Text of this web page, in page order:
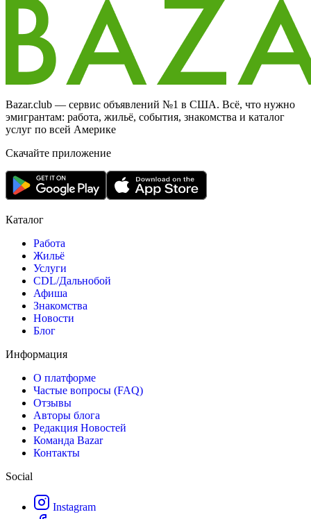
Bazar.club — сервис объявлений №1 в США. Всё, что нужно
эмигрантам: работа, жильё, события, знакомства и каталог
услуг по всей Америке
Скачайте приложение
Каталог
Работа
Жильё
Услуги
CDL/Дальнобой
Афиша
Знакомства
Новости
Блог
Информация
О платформе
Частые вопросы (FAQ)
Отзывы
Авторы блога
Редакция Новостей
Команда Bazar
Контакты
Social
Instagram